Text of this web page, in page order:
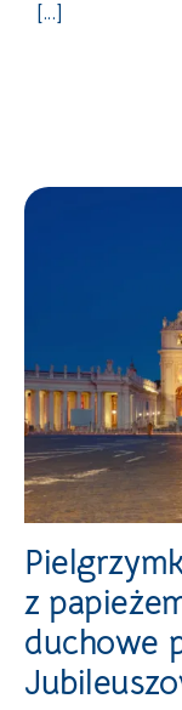
[...]
z
duchowe